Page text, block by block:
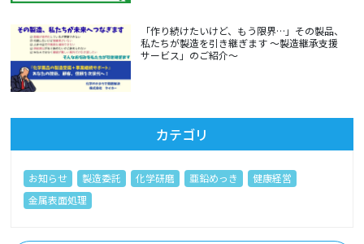
「作り続けたいけど、もう限界…」その製品、
私たちが製造を引き継ぎます ～製造継承支援
サービス」のご紹介～
カテゴリ
お知らせ 製造委託 化学研磨 亜鉛めっき
健康経営
金属表面処理